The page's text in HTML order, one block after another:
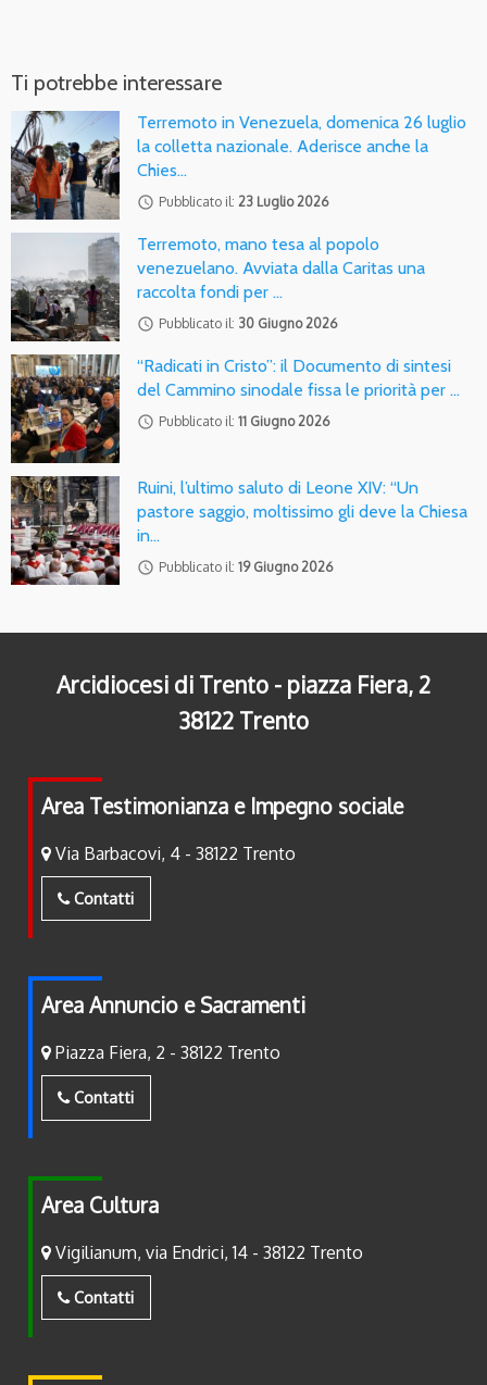
Ti potrebbe interessare
Terremoto in Venezuela, domenica 26 luglio
la colletta nazionale. Aderisce anche la
Chies…
access_time Pubblicato il: 23 Luglio 2026
Terremoto, mano tesa al popolo
venezuelano. Avviata dalla Caritas una
raccolta fondi per …
access_time Pubblicato il: 30 Giugno 2026
“Radicati in Cristo”: il Documento di sintesi
del Cammino sinodale fissa le priorità per …
access_time Pubblicato il: 11 Giugno 2026
Ruini, l’ultimo saluto di Leone XIV: “Un
pastore saggio, moltissimo gli deve la Chiesa
in…
access_time Pubblicato il: 19 Giugno 2026
Arcidiocesi di Trento - piazza Fiera, 2
38122 Trento
Area Testimonianza e Impegno sociale
Via Barbacovi, 4 - 38122 Trento
Contatti
Area Annuncio e Sacramenti
Piazza Fiera, 2 - 38122 Trento
Contatti
Area Cultura
Vigilianum, via Endrici, 14 - 38122 Trento
Contatti